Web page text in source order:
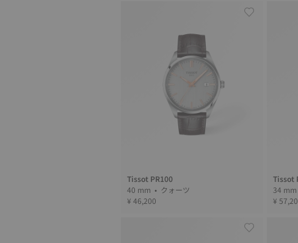
Tissot PR100
40 mm • クォーツ
¥ 46,200
Tissot
¥